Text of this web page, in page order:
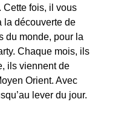
Cette fois, il vous
la découverte de
du monde, pour la
Chaque mois, ils
ils viennent de
Orient. Avec
lever du jour.